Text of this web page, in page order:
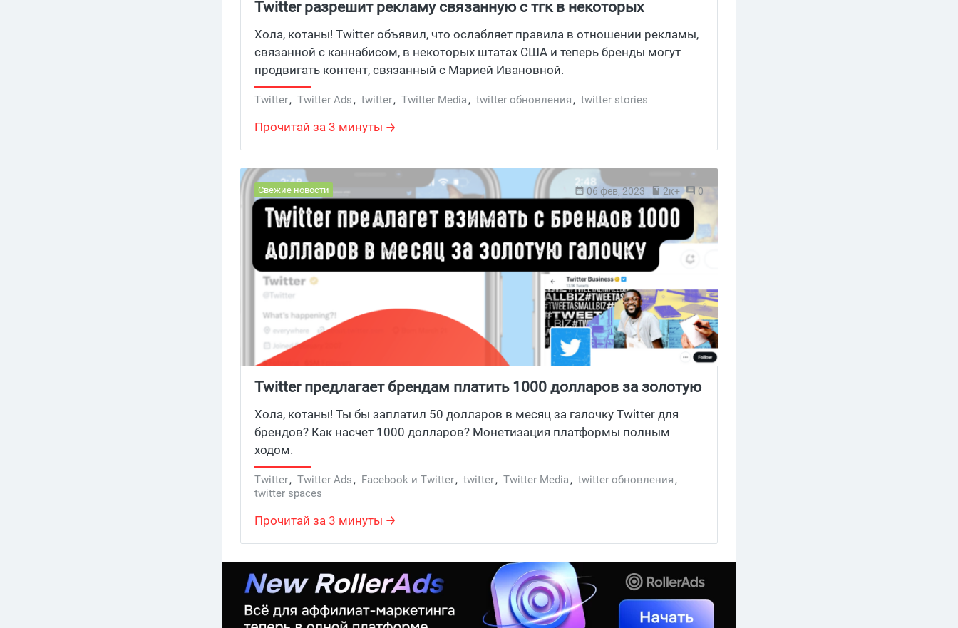
Twitter разрешит рекламу связанную с тгк в некоторых
регионах
Хола, котаны! Twitter объявил, что ослабляет правила в отношении рекламы,
связанной с каннабисом, в некоторых штатах США и теперь бренды могут
продвигать контент, связанный с Марией Ивановной.
Twitter, Twitter Ads, twitter, Twitter Media, twitter обновления, twitter stories
Прочитай за 3 минуты
Свежие новости 06 фев, 2023 2к+ 0
Twitter предлагает брендам платить 1000 долларов за золотую
галочку
Хола, котаны! Ты бы заплатил 50 долларов в месяц за галочку Twitter для
брендов? Как насчет 1000 долларов? Монетизация платформы полным
ходом.
Twitter, Twitter Ads, Facebook и Twitter, twitter, Twitter Media, twitter обновления,
twitter spaces
Прочитай за 3 минуты